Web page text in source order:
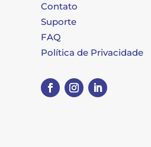
Contato
Suporte
FAQ
Política de Privacidade